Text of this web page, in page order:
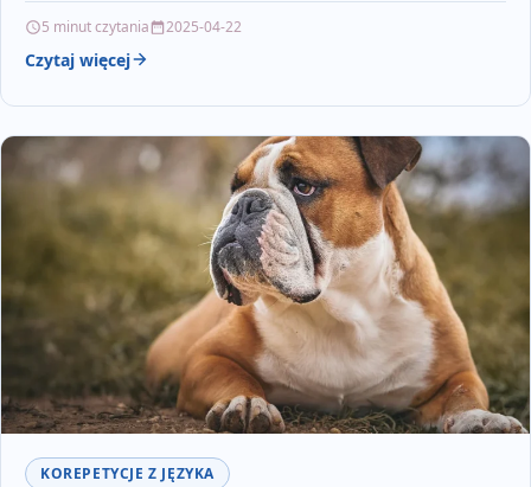
5 minut czytania 2025-04-22
Czytaj więcej
KOREPETYCJE Z JĘZYKA